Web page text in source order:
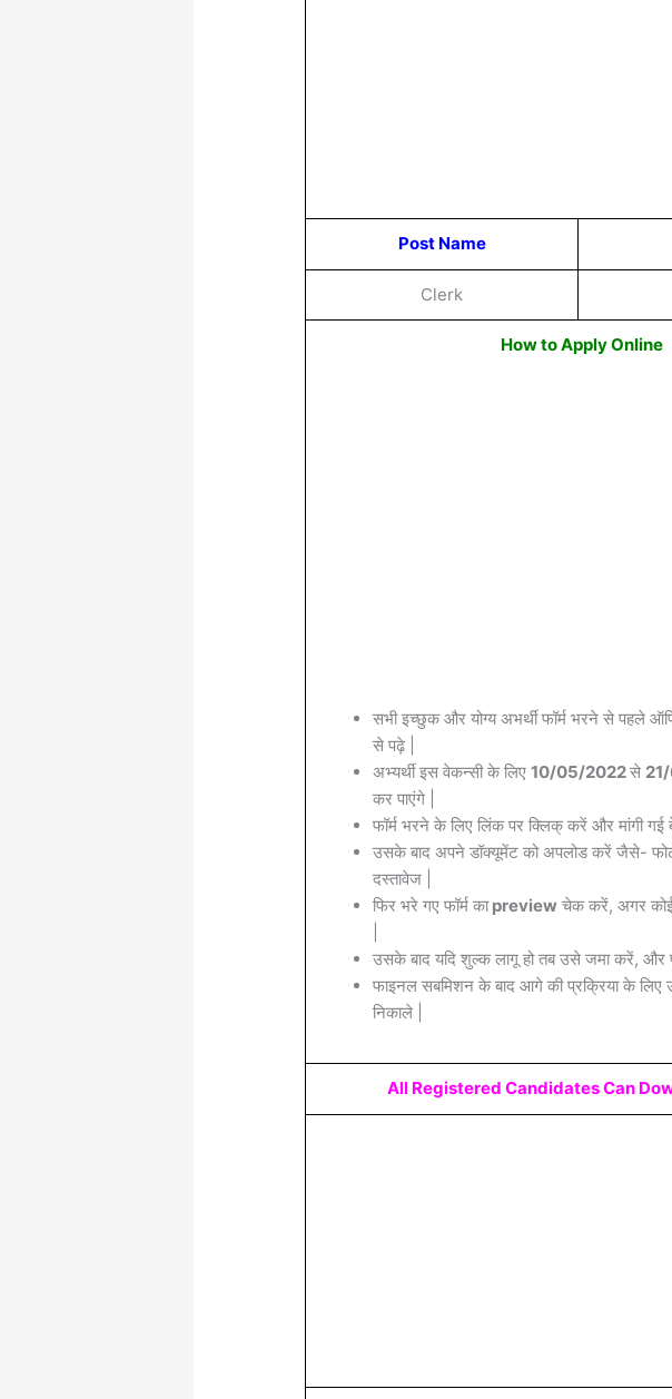
Post Name
Clerk
How to Apply Online
सभी इच्छुक और योग्य अभर्थी फॉर्म भरने से पहले
से पढ़े |
अभ्यर्थी इस वेकन्सी के लिए10/05/2022से
कर पाएंगे |
फॉर्म भरने के लिए लिंक पर क्लिक् करें और मांगी गई
उसके बाद अपने डॉक्यूमेंट को अपलोड करें जैसे-
दस्तावेज |
फिर भरे गए फॉर्म काpreview चेक करें, अगर कोई
उसके बाद यदि शुल्क लागू हो तब उसे जमा करें, और
फाइनल सबमिशन के बाद आगे की प्रक्रिया के
निकाले |
All Registered Candidates Can